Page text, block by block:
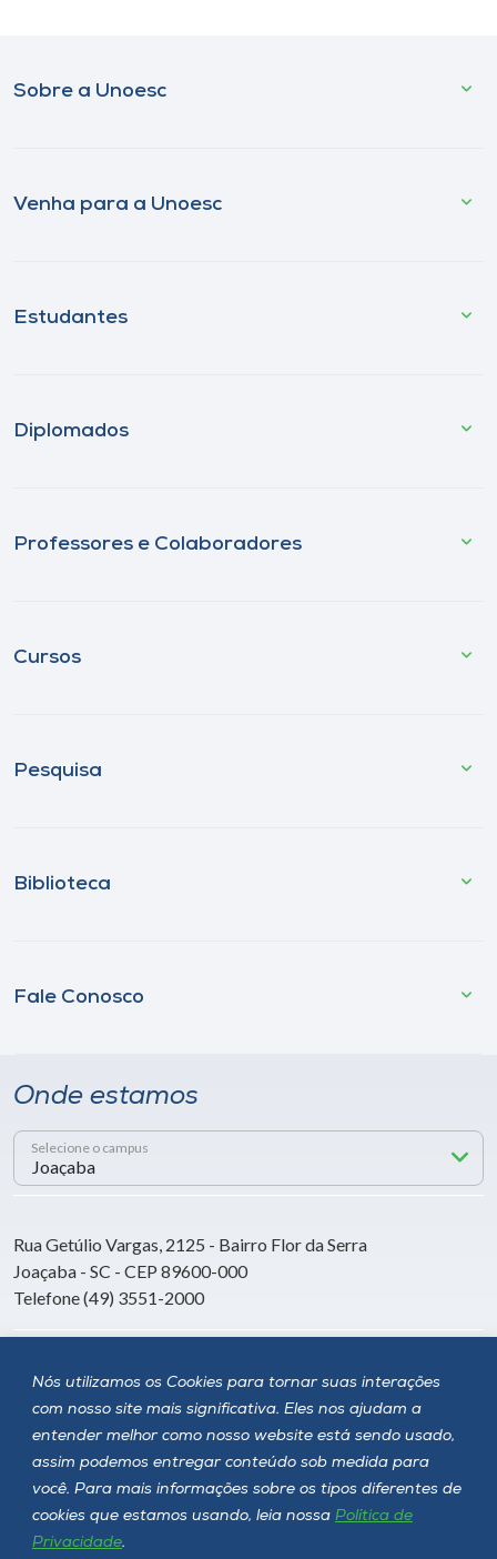
Nós utilizamos os Cookies para tornar suas interações
com nosso site mais significativa. Eles nos ajudam a
entender melhor como nosso website está sendo usado,
assim podemos entregar conteúdo sob medida para
você. Para mais informações sobre os tipos diferentes de
cookies que estamos usando, leia nossa Política de
Privacidade.
Sobre a Unoesc
Venha para a Unoesc
Estudantes
Diplomados
Professores e Colaboradores
Cursos
Pesquisa
Biblioteca
Fale Conosco
Onde estamos
Selecione o campus
Rua Getúlio Vargas, 2125 - Bairro Flor da Serra
Joaçaba - SC - CEP 89600-000
Telefone (49) 3551-2000
Siga a Unoesc